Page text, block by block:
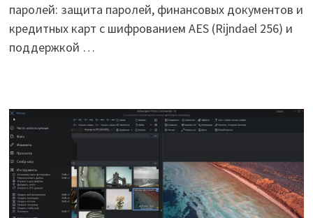
паролей: защита паролей, финансовых документов и
кредитных карт с шифрованием AES (Rijndael 256) и
поддержкой …